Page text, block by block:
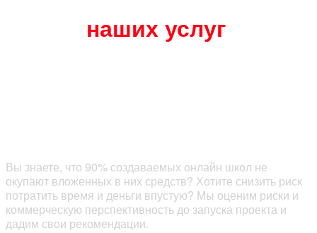
наших услуг
Вы знаете, что 90% создаваемых онлайн школ не
окупают вложенных в них средств? Хотите снизить риск
потратить время и деньги впустую? Мы оценим риски и
коммерческую перспективность до запуска проекта и
дадим свои рекомендации.